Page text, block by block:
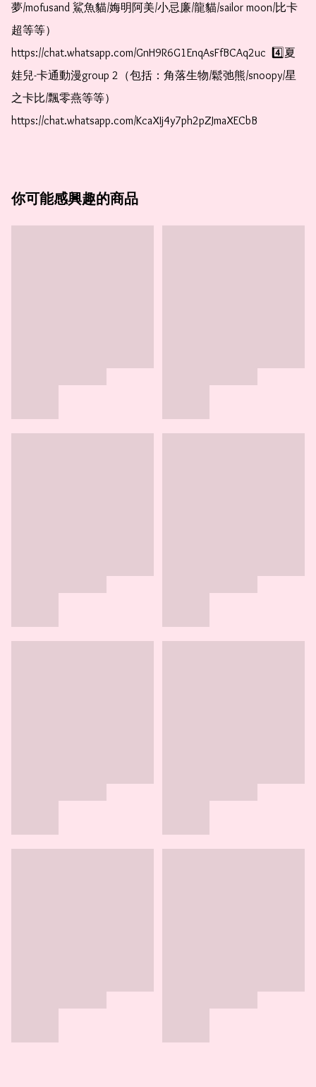
夢/mofusand 鯊魚貓/娒明阿美/小忌廉/龍貓/sailor moon/比卡
超等等）
https://chat.whatsapp.com/GnH9R6G1EnqAsFfBCAq2uc  4️⃣夏
娃兒-卡通動漫group 2（包括：角落生物/鬆弛熊/snoopy/星
之卡比/飄零燕等等）
https://chat.whatsapp.com/KcaXIj4y7ph2pZJmaXECbB
你可能感興趣的商品